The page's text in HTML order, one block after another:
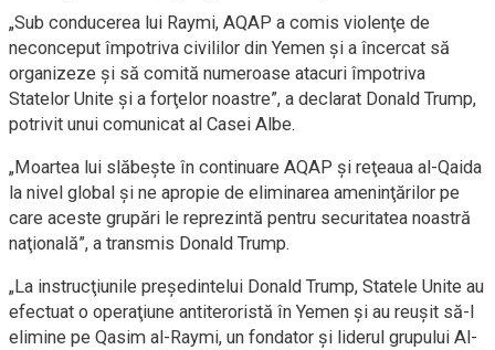
„Sub conducerea lui Raymi, AQAP a comis violenţe de
neconceput împotriva civililor din Yemen şi a încercat să
organizeze şi să comită numeroase atacuri împotriva
Statelor Unite şi a forţelor noastre”, a declarat Donald Trump,
potrivit unui comunicat al Casei Albe.
„Moartea lui slăbeşte în continuare AQAP şi reţeaua al-Qaida
la nivel global şi ne apropie de eliminarea ameninţărilor pe
care aceste grupări le reprezintă pentru securitatea noastră
naţională”, a transmis Donald Trump.
„La instrucţiunile preşedintelui Donald Trump, Statele Unite au
efectuat o operaţiune antiteroristă în Yemen şi au reuşit să-l
elimine pe Qasim al-Raymi, un fondator şi liderul grupului Al-